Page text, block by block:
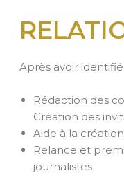
Après avoir
Rédaction des
Création des
Aide à la
Relance et
journalistes